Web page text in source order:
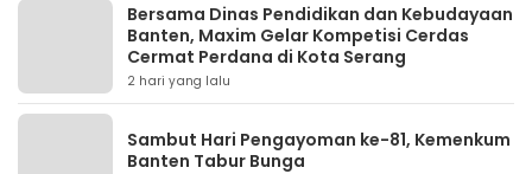
Bersama Dinas Pendidikan dan Kebudayaan
Banten, Maxim Gelar Kompetisi Cerdas
Cermat Perdana di Kota Serang
2 hari yang lalu
Sambut Hari Pengayoman ke-81, Kemenkum
Banten Tabur Bunga